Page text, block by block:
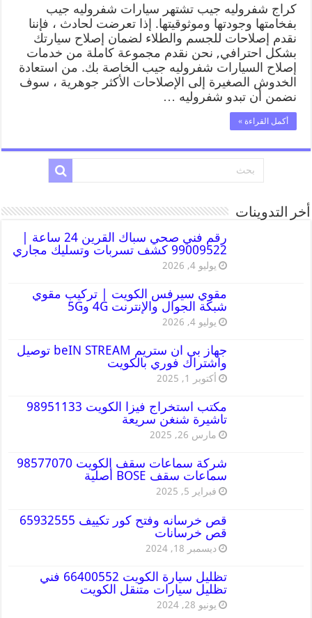
كراج شفروليه جيب تشتهر سيارات شفروليه جيب
بفخامتها وجودتها وموثوقيتها. إذا تعرضت لحادث ، فإننا
نقدم إصلاحات للجسم والطلاء لضمان إصلاح سيارتك
بشكل احترافي, نحن نقدم مجموعة كاملة من خدمات
إصلاح السيارات شفروليه جيب الخاصة بك. من استعادة
الخدوش الصغيرة إلى الإصلاحات الأكثر جوهرية ، سوف
نضمن أن تبدو شفروليه …
أكمل القراءة »
أخر التدوينات
رقم فني صحي سباك القرين 24 ساعة |
99009522 كشف تسربات وتسليك مجاري
يوليو 4, 2026
مقوي سيرفس الكويت | تركيب مقوي
شبكة الجوال والإنترنت 4G و5G
يوليو 4, 2026
جهاز بي ان ستريم beIN STREAM توصيل
واشتراك فوري بالكويت
أكتوبر 1, 2025
مكتب استخراج فيزا الكويت 98951133
تاشيرة شنغن سريعة
مارس 26, 2025
شركة سماعات سقف الكويت 98577070
سماعات سقف BOSE أصلية
فبراير 5, 2025
قص خرسانه وفتح كور تكييف 65932555
قص خرسانات
ديسمبر 18, 2024
تظليل سيارة الكويت 66400552 فني
تظليل سيارات متنقل الكويت
يونيو 28, 2024